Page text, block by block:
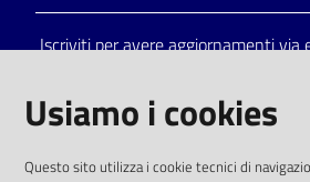
Iscriviti per avere aggiornamenti via
Usiamo i cookies
Questo sito utilizza i cookie tecnici di